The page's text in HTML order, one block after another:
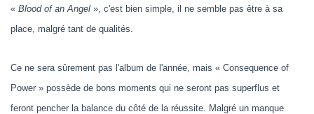
« Blood of an Angel », c'est bien simple, il ne semble pas être à sa
place, malgré tant de qualités.
Ce ne sera sûrement pas l'album de l'année, mais « Consequence of
Power » possède de bons moments qui ne seront pas superflus et
feront pencher la balance du côté de la réussite. Malgré un manque